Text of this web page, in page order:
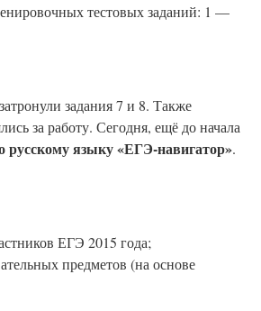
тестовых заданий: 1 —
задания 7 и 8. Также
за работу. Сегодня, ещё до начала
русскому языку «ЕГЭ-навигатор».
ЕГЭ 2015 года;
предметов (на основе